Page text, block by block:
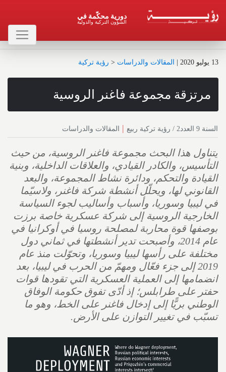
دورية محكّمة في
الشؤون التركية والدولية
13 يوليو 2020 المقالات والدراسات < رؤية تركية
مرتزقة مجموعة فاغنر الروسية
السنة 9 العدد2 / رؤية تركية ربيع | المقالات والدراسات
يتناول هذا البحث مجموعة فاغنر الروسية، من حيث
التأسيس، والكادر القيادي، والعلاقات الداخلية، وبنية
القيادة والتحكم، ودائرة نشاط المجموعة، والبعد
القانوني لها، ويحلّل أنشطة شركة فاغنر، ولاسيّما
في ليبيا وسوريا، وأسباب وأساليب لجوء السياسة
الخارجية الروسية إلى شركة عسكرية خاصة برزت
بوصفها قوة محاربة لمصلحة روسيا في أوكرانيا في
عام 2014، وأصبحت تدير أنشطتها في ثماني دول
مختلفة على رأسها ليبيا وسوريا، وتحوّلت منذ عام
2019 إلى جزء فعّال ومهمّ من الحرب في ليبيا، بعد
انضمامها إلى العملية العسكرية التي تقودها قوات
حفتر على طرابلس؛ إذ أدّى تفوق حكومة الوفاق
الوطني بريًّا إلى إدخال فاغنر على الخط، وهو ما
تسبّب في تغيير التوازن على الأرض.